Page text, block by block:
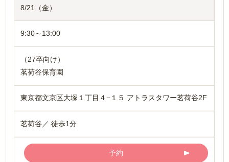
8/21（金）
9:30～13:00
（27卒向け）
茗荷谷保育園
東京都文京区大塚１丁目４−１５ アトラスタワー茗荷谷2F
茗荷谷／ 徒歩1分
予約